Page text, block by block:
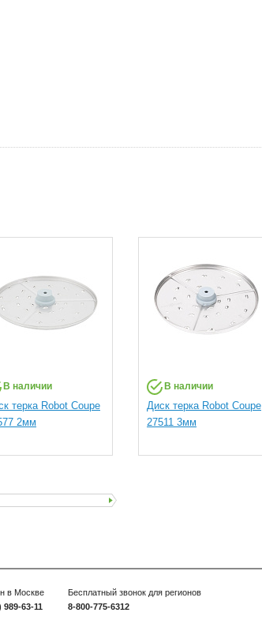
В наличии
терка Robot Coupe
2мм
В наличии
Диск терка Robot Coupe
27511 3мм
в Москве
989-63-11
Бесплатный звонок для регионов
8-800-775-6312